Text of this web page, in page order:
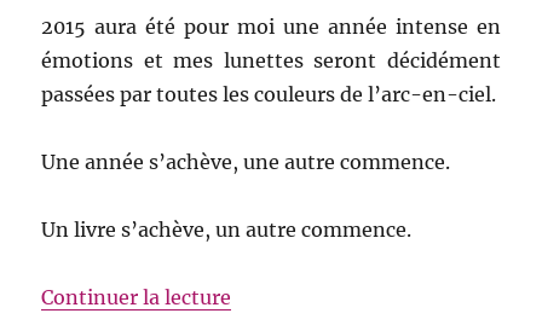
2015 aura été pour moi une année intense en
émotions et mes lunettes seront décidément
passées par toutes les couleurs de l’arc-en-ciel.
Une année s’achève, une autre commence.
Un livre s’achève, un autre commence.
Continuer la lecture